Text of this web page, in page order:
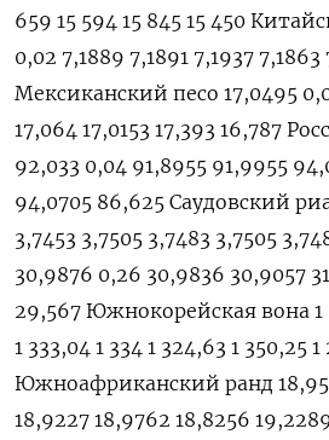
659 15 594 15 845 15 450
0,02 7,1889 7,1891 7,1937 7,1863
Мексиканский песо 17,0495
17,064 17,0153 17,393 16,787
92,033 0,04 91,8955 91,9955
94,0705 86,625 Саудовский
3,7453 3,7505 3,7483 3,7505
30,9876 0,26 30,9836 30,9057
29,567 Южнокорейская вона 1
1 333,04 1 334 1 324,63 1 350,25 1
Южноафриканский ранд
18,9227 18,9762 18,8256